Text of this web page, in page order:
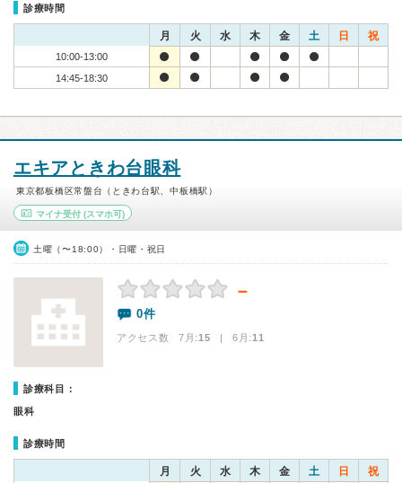
診療時間
月 火 水 木 金 土 日 祝
10:00-13:00
14:45-18:30
エキアときわ台眼科
東京都板橋区常盤台（ときわ台駅、中板橋駅）
マイナ受付 (スマホ可)
土曜（〜18:00）・日曜・祝日
－
0件
アクセス数 7月:15 | 6月:11
診療科目：
眼科
診療時間
月 火 水 木 金 土 日 祝